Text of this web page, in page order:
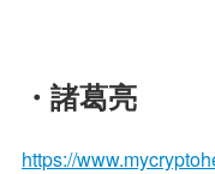
・諸葛亮
https://